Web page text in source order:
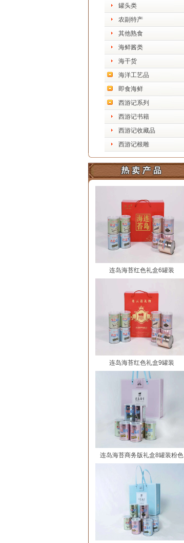
罐头类
农副特产
其他熟食
海鲜酱类
海干货
海洋工艺品
即食海鲜
西游记系列
西游记书籍
西游记收藏品
西游记根雕
连岛海苔红色礼盒6罐装
连岛海苔红色礼盒9罐装
连岛海苔商务版礼盒8罐装粉色